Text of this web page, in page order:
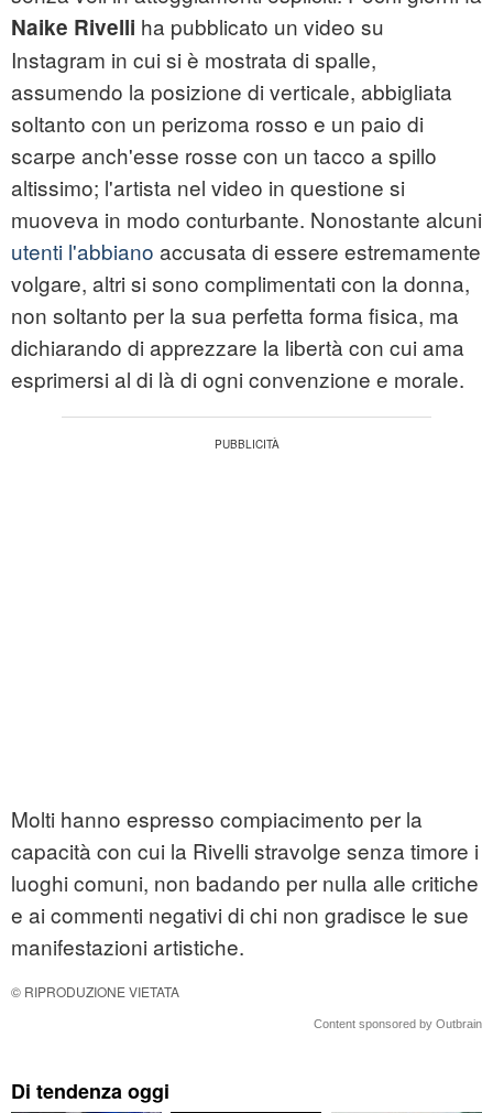
Naike Rivelli ha pubblicato un video su
Instagram in cui si è mostrata di spalle,
assumendo la posizione di verticale, abbigliata
soltanto con un perizoma rosso e un paio di
scarpe anch'esse rosse con un tacco a spillo
altissimo; l'artista nel video in questione si
muoveva in modo conturbante. Nonostante alcuni
utenti l'abbiano accusata di essere estremamente
volgare, altri si sono complimentati con la donna,
non soltanto per la sua perfetta forma fisica, ma
dichiarando di apprezzare la libertà con cui ama
esprimersi al di là di ogni convenzione e morale.
Molti hanno espresso compiacimento per la
capacità con cui la Rivelli stravolge senza timore i
luoghi comuni, non badando per nulla alle critiche
e ai commenti negativi di chi non gradisce le sue
manifestazioni artistiche.
© RIPRODUZIONE VIETATA
Content sponsored by Outbrain
Di tendenza oggi